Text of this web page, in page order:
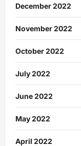
December 2022
November 2022
October 2022
July 2022
June 2022
May 2022
April 2022